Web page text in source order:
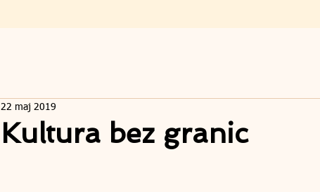
Kultura bez granic
22 maj 2019